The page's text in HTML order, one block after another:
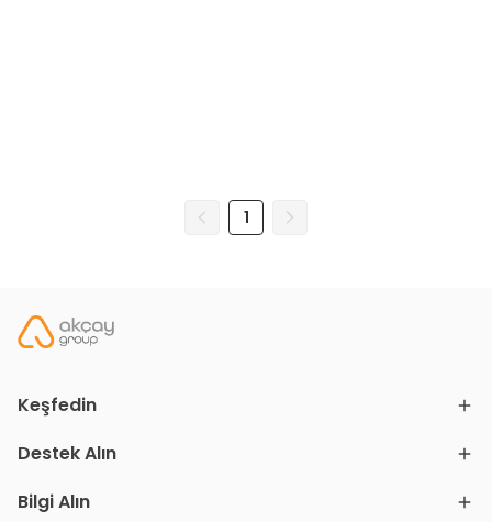
1
Keşfedin
Destek Alın
Bilgi Alın